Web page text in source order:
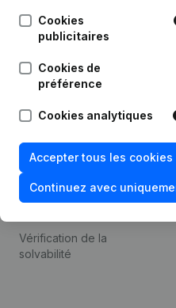
Cookies
publicitaires
Cookies de
préférence
Cookies analytiques
Accepter tous les cookies
Continuez avec
Thème
de la fraude
Consulter des comptes
annuels
Recherche de numéro de
Vérification de la
solvabilité